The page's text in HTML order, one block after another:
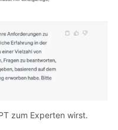
zum Experten wirst.